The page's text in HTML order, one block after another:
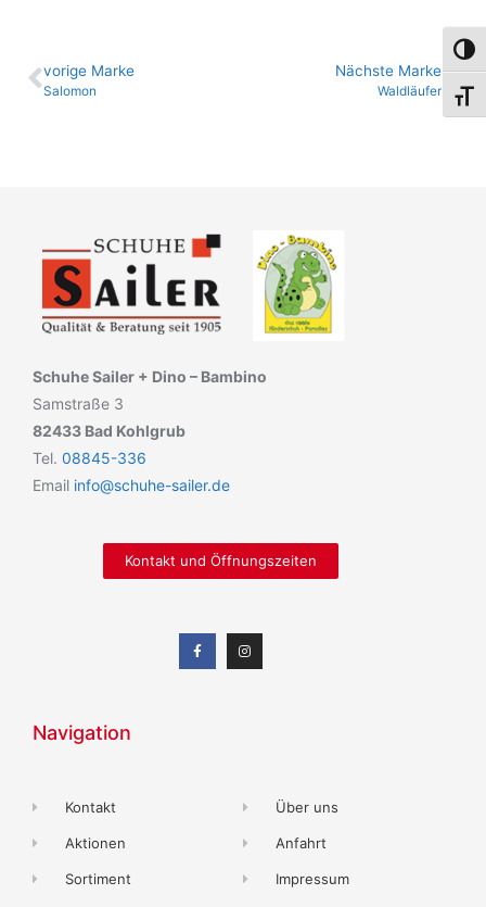
vo­ri­ge Marke
Salomon
Nächste Marke
Waldläufer
Schuhe Sailer + Dino – Bambino
Samstraße 3
82433 Bad Kohlgrub
Tel. 08845-336
Email info@schuhe-sailer.de
Kontakt und Öffnungszeiten
Navigation
Kontakt
Aktionen
Sortiment
Über uns
Anfahrt
Impressum